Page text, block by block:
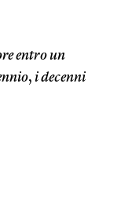
entro un
, i decenni